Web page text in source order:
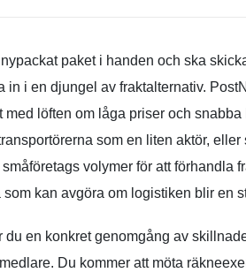
paket i handen och ska
in i en djungel av fraktalternativ.
med löften om låga priser och
som en liten aktör,
volymer för att förhandla
som kan avgöra om logistiken blir en
du en konkret genomgång av
Du kommer att möta